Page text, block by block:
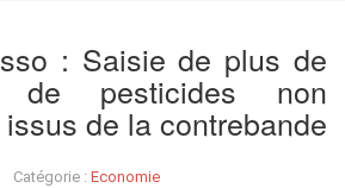
: Saisie de plus de
pesticides non
de la contrebande
Catégorie : Economie